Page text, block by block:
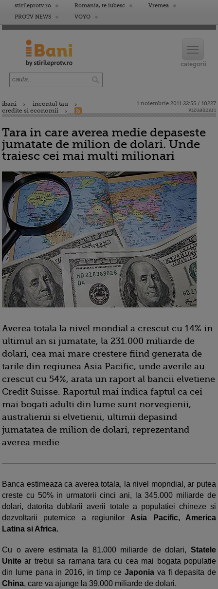
stirileprotv.ro Romania, te iubesc
Vremea
PROTV NEWS
VOYO
ibani
incontul tau
credite si economii
1 noiembrie 2011 22:55 / 10227
vizualizari
Tara in care averea medie depaseste
jumatate de milion de dolari. Unde
traiesc cei mai multi milionari
Averea totala la nivel mondial a crescut cu 14% in
ultimul an si jumatate, la 231.000 miliarde de
dolari, cea mai mare crestere fiind generata de
tarile din regiunea Asia Pacific, unde averile au
crescut cu 54%, arata un raport al bancii elvetiene
Credit Suisse. Raportul mai indica faptul ca cei
mai bogati adulti din lume sunt norvegienii,
australienii si elvetienii, ultimii depasind
jumatatea de milion de dolari, reprezentand
averea medie.
Banca estimeaza ca averea totala, la nivel mopndial, ar putea
creste cu 50% in urmatorii cinci ani, la 345.000 miliarde de
dolari, datorita dublarii averii totale a populatiei chineze si
dezvoltarii puternice a regiunilor Asia Pacific, America
Latina si Africa.
Cu o avere estimata la 81.000 miliarde de dolari, Statele
Unite ar trebui sa ramana tara cu cea mai bogata populatie
din lume pana in 2016, in timp ce Japonia va fi depasita de
China, care va ajunge la 39.000 miliarde de dolari.